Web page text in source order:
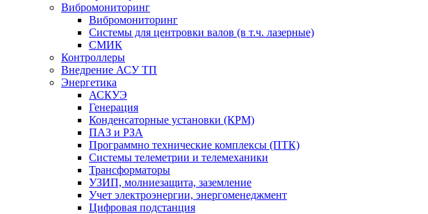
Вибромониторинг
Вибромониторинг
Системы для центровки валов (в т.ч. лазерные)
СМИК
Контроллеры
Внедрение АСУ ТП
Энергетика
АСКУЭ
Генерация
Конденсаторные установки (КРМ)
ПАЗ и РЗА
Программно технические комплексы (ПТК)
Системы телеметрии и телемеханики
Трансформаторы
УЗИП, молниезащита, заземление
Учет электроэнергии, энергоменеджмент
Цифровая подстанция